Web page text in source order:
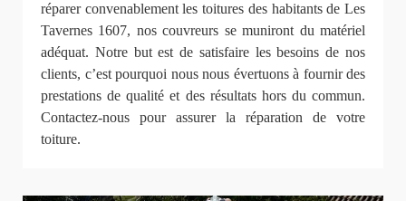
réparer convenablement les toitures des habitants de Les
Tavernes 1607, nos couvreurs se muniront du matériel
adéquat. Notre but est de satisfaire les besoins de nos
clients, c’est pourquoi nous nous évertuons à fournir des
prestations de qualité et des résultats hors du commun.
Contactez-nous pour assurer la réparation de votre
toiture.